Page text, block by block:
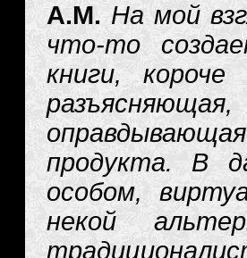
А.М. На мой
что-то
книги,
продукта. В
особом,
некой